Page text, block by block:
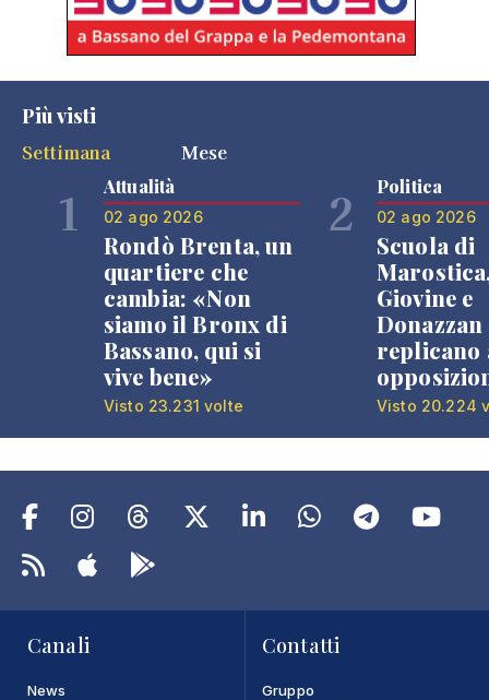
Più visti
Settimana
Mese
1 Attualità
02 ago 2026
Rondò Brenta, un
quartiere che
cambia: «Non
siamo il Bronx di
Bassano, qui si
vive bene»
Visto 23.231 volte
2 Politica
02 ago 2026
Scuola di
Giovine e
Donazzan
replicano
Visto 20.224
Canali
News
Contatti
Gruppo